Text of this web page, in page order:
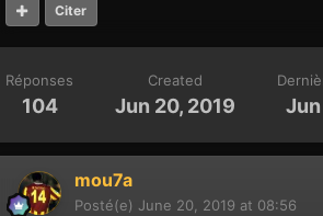
Citer
Réponses
104
Created
Jun 20, 2019 Jun
mou7a
Posté(e) June 20, 2019 at 08:56